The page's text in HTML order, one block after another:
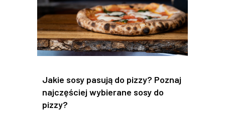
Jakie sosy pasują do pizzy? Poznaj
najczęściej wybierane sosy do
pizzy?